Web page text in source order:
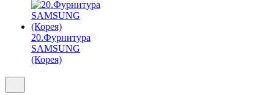
20.Фурнитура
SAMSUNG
(Корея)